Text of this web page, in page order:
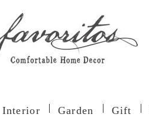
Interior Garden Gift